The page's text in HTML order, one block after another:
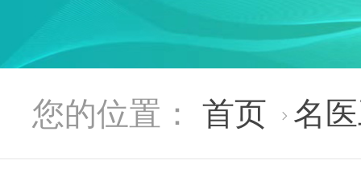
您的位置： 首页  名